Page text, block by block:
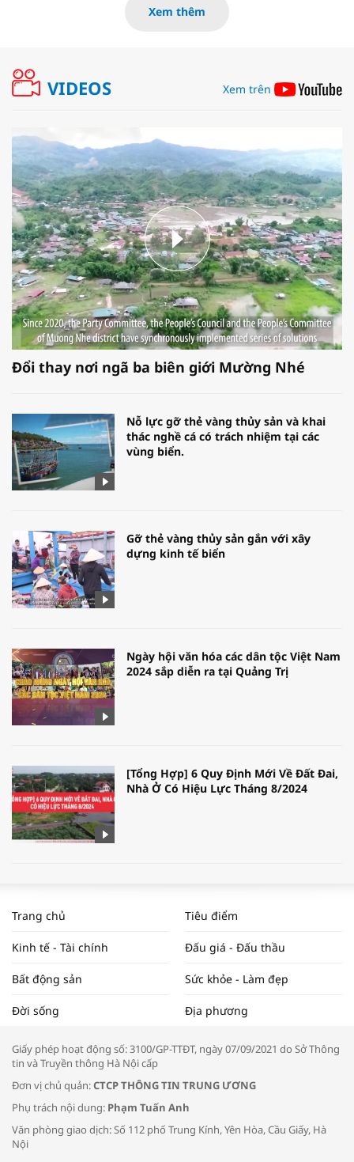
Xem thêm
VIDEOS Xem trên
Đổi thay nơi ngã ba biên giới Mường Nhé
Nỗ lực gỡ thẻ vàng thủy sản và khai
thác nghề cá có trách nhiệm tại các
vùng biển.
Gỡ thẻ vàng thủy sản gắn với xây
dựng kinh tế biển
Ngày hội văn hóa các dân tộc Việt Nam
2024 sắp diễn ra tại Quảng Trị
[Tổng Hợp] 6 Quy Định Mới Về Đất Đai,
Nhà Ở Có Hiệu Lực Tháng 8/2024
ĐẬP THỊ TRƯỜNG #62
Tọa đàm “Xúc tiến thương mại: Khơi
Bác sĩ tư vấn cách phòng tránh bệnh
đường hô hấp trong thời tiết giao mùa
Trang chủ Tiêu điểm
Kinh tế - Tài chính Đấu giá - Đấu thầu
Bất động sản Sức khỏe - Làm đẹp
Đời sống Địa phương
Giấy phép hoạt động số: 3100/GP-TTĐT, ngày 07/09/2021 do Sở Thông
tin và Truyền thông Hà Nội cấp
Đơn vị chủ quản:CTCP THÔNG TIN TRUNG ƯƠNG
Phụ trách nội dung: Phạm Tuấn Anh
Văn phòng giao dịch: Số 112 phố Trung Kính, Yên Hòa, Cầu Giấy, Hà
Nội